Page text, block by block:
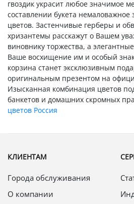
гвоздик украсит любое значимое
составлении букета немаловажное
цветов. Застенчивые герберы и
хризантемы расскажут о Вашем
виновнику торжества, а
Ваше восхищение им и особый
корзина станет эксклюзивным
оригинальным презентом на
Изысканная комбинация цветов
банкетов и домашних скромных
цветов Россия
КЛИЕНТАМ
Города обслуживания
О компании